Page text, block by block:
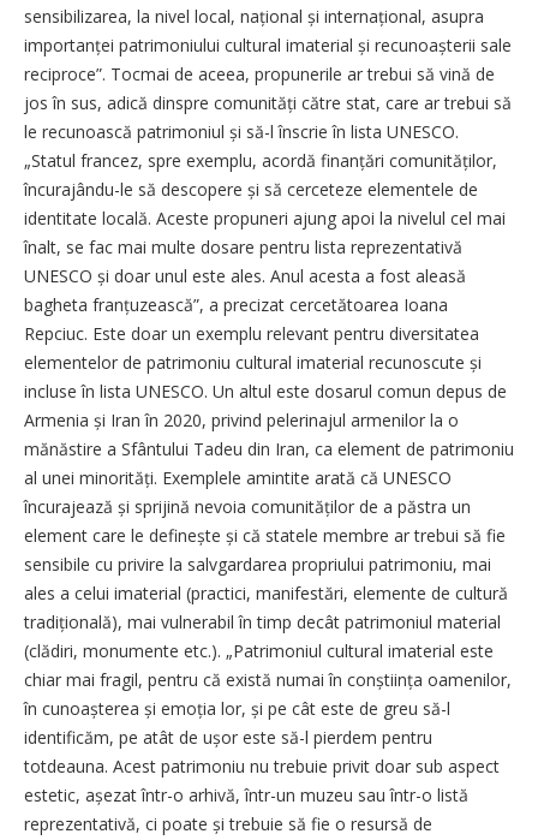
sensibilizarea, la nivel local, național și internațional, asupra
importanței patrimoniului cultural imaterial și recunoașterii sale
reciproce”. Tocmai de aceea, propunerile ar trebui să vină de
jos în sus, adică dinspre comunități către stat, care ar trebui să
le recunoască patrimoniul și să-l înscrie în lista UNESCO.
„Statul francez, spre exemplu, acordă finanțări co­munităților,
încurajându-le să descopere și să cerceteze elementele de
identitate locală. Aceste propuneri ajung apoi la nivelul cel mai
înalt, se fac mai multe dosare pentru lista reprezentativă
UNESCO și doar unul este ales. Anul acesta a fost aleasă
bagheta franțuzească”, a precizat cercetătoarea Ioana
Repciuc. Este doar un exemplu relevant pentru diversitatea
elementelor de patrimoniu cultural imaterial recunoscute și
incluse în lista UNESCO. Un altul este dosarul comun depus de
Armenia și Iran în 2020, privind ­pelerinajul armenilor la o
mănăstire a Sfântului Tadeu din Iran, ca element de patrimoniu
al unei minorități. Exemplele amintite arată că UNESCO
încurajează și sprijină nevoia co­mu­nităților de a păstra un
element care le definește și că statele membre ar trebui să fie
sensibile cu privire la salvgardarea propriului patrimoniu, mai
ales a celui imaterial (practici, manifestări, elemente de cultură
tradițională), mai vulnerabil în timp decât patrimoniul material
(clădiri, monumente etc.). „Patrimoniul cultural imaterial este
chiar mai fragil, pentru că există numai în conștiința oamenilor,
în cunoașterea și emoția lor, și pe cât este de greu să-l
identificăm, pe atât de ușor este să-l pierdem pentru
totdeauna. Acest patrimoniu nu trebuie privit doar sub aspect
estetic, așezat într-o arhivă, într-un muzeu sau într-o listă
reprezentativă, ci poate și trebuie să fie o resursă de